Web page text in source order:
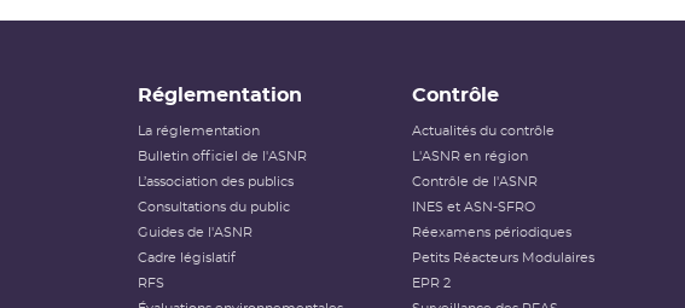
Réglementation
La réglementation
Bulletin officiel de l'ASNR
L’association des publics
Consultations du public
Guides de l'ASNR
Cadre législatif
RFS
Contrôle
Actualités du contrôle
L'ASNR en région
Contrôle de l'ASNR
INES et ASN-SFRO
Réexamens périodiques
Petits Réacteurs Modulaires
EPR 2